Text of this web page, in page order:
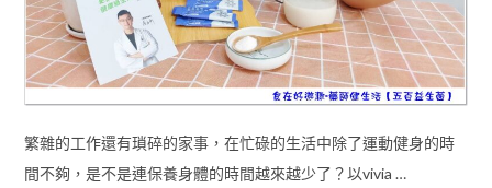
繁雜的工作還有瑣碎的家事，在忙碌的生活中除了運動健身的時
間不夠，是不是連保養身體的時間越來越少了？以vivia …